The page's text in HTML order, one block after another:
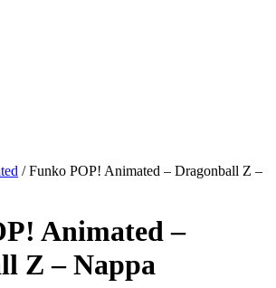
/Funko POP! Animated – Dragonball Z –
Animated –
Z – Nappa